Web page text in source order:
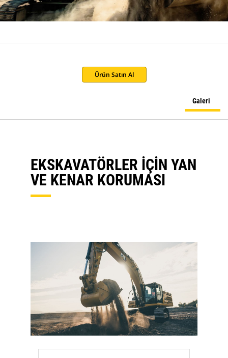
Ürün Satın Al
Galeri
EKSKAVATÖRLER İÇİN YAN
VE KENAR KORUMASI